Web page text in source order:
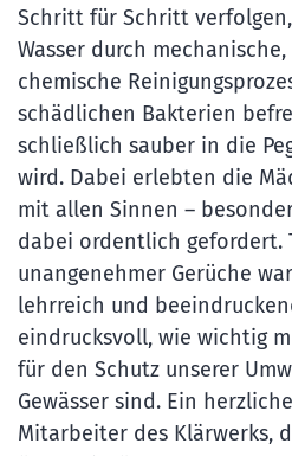
Schritt für Schritt
Wasser durch
chemische
schädlichen Bakterien
schließlich sauber in die
wird. Dabei erlebten die
mit allen Sinnen –
dabei ordentlich gefordert.
unangenehmer Gerüche
lehrreich und
eindrucksvoll, wie wichtig
für den Schutz unserer
Gewässer sind. Ein
Mitarbeiter des Klärwerks,